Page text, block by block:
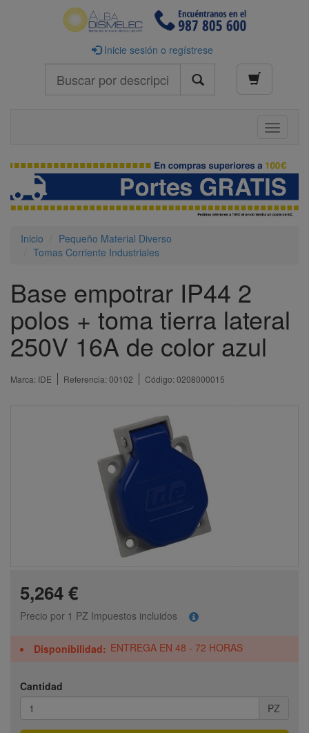
Inicie sesión o regístrese
Toggle
Inicio
Pequeño Material Diverso
Tomas Corriente Industriales
Base empotrar IP44 2
polos + toma tierra lateral
250V 16A de color azul
Marca: IDE Referencia: 00102 Código: 0208000015
5,264 €
Precio por 1 PZ Impuestos incluidos
Disponibilidad ENTREGA EN 48 - 72 HORAS
Cantidad
PZ